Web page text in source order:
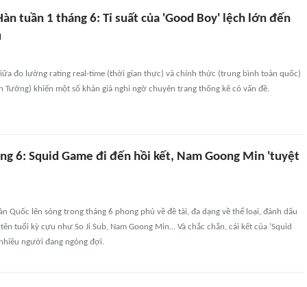
tuần 1 tháng 6: Tỉ suất của 'Good Boy' lệch lớn đến
đo lường rating real-time (thời gian thực) và chính thức (trung bình toàn quốc)
Tướng) khiến một số khán giả nghi ngờ chuyên trang thống kê có vấn đề.
6: Squid Game đi đến hồi kết, Nam Goong Min 'tuyệt
Quốc lên sóng trong tháng 6 phong phú về đề tài, đa dạng về thể loại, đánh dấu
tuổi kỳ cựu như So Ji Sub, Nam Goong Min… Và chắc chắn, cái kết của 'Squid
người đang ngóng đợi.